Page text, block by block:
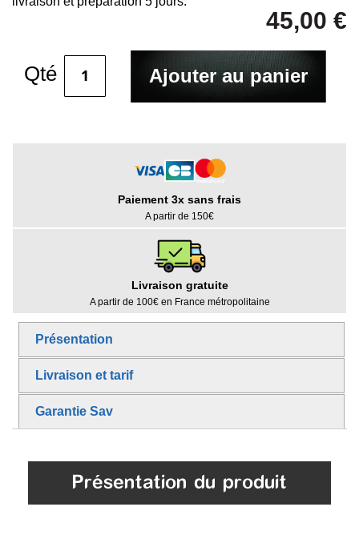
45,00 €
Qté Ajouter au panier
Paiement 3x sans frais
A partir de 150€
Livraison gratuite
A partir de 100€ en France métropolitaine
Présentation
Livraison et tarif
Garantie Sav
Présentation du produit